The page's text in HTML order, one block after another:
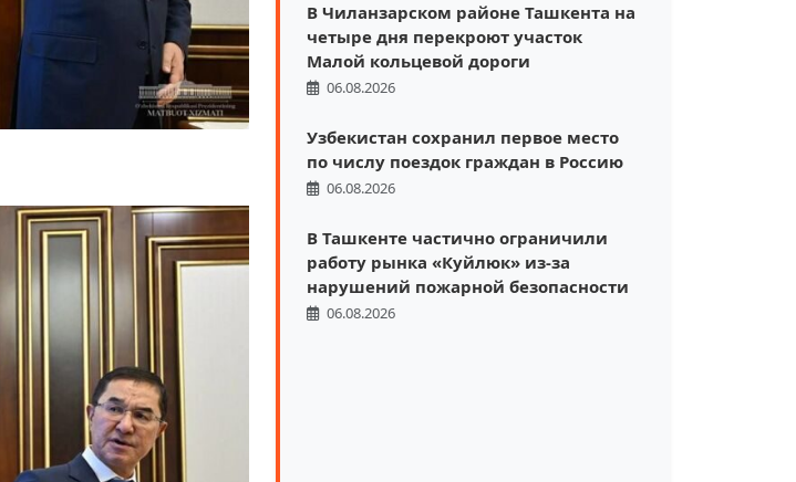
В Чиланзарском районе Ташкента на
четыре дня перекроют участок
Малой кольцевой дороги
06.08.2026
Узбекистан сохранил первое место
по числу поездок граждан в Россию
06.08.2026
В Ташкенте частично ограничили
работу рынка «Куйлюк» из-за
нарушений пожарной безопасности
06.08.2026